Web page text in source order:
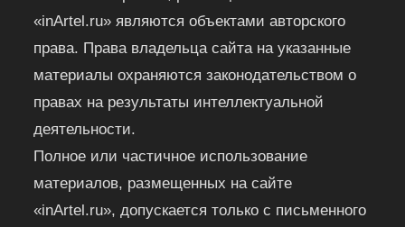
«inArtel.ru» являются объектами авторского
права. Права владельца сайта на указанные
материалы охраняются законодательством о
правах на результаты интеллектуальной
деятельности.
Полное или частичное использование
материалов, размещенных на сайте
«inArtel.ru», допускается только с письменного